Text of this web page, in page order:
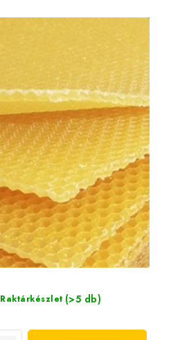
Raktárkészlet (>5 db)